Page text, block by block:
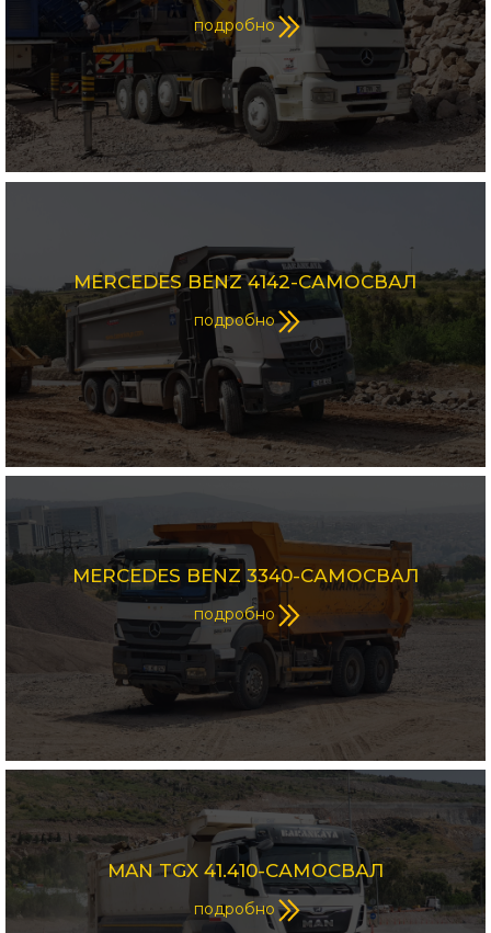
подробно
MERCEDES BENZ 4142-САМОСВАЛ
подробно
MERCEDES BENZ 3340-САМОСВАЛ
подробно
MAN TGX 41.410-САМОСВАЛ
подробно